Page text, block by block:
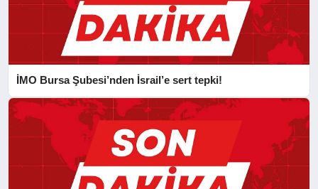
İMO Bursa Şubesi’nden İsrail’e sert tepki!